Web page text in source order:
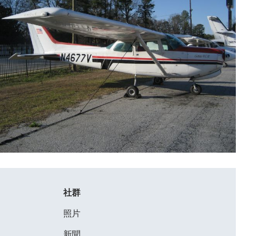
社群
照片